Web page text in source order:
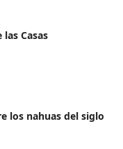
Casas
los nahuas del siglo